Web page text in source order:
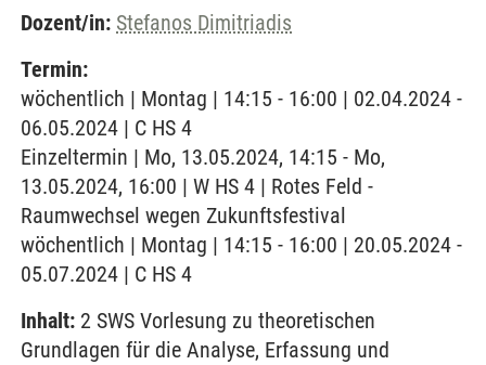
Dozent/in: Stefanos Dimitriadis
Termin:
wöchentlich | Montag | 14:15 - 16:00 | 02.04.2024 -
06.05.2024 | C HS 4
Einzeltermin | Mo, 13.05.2024, 14:15 - Mo,
13.05.2024, 16:00 | W HS 4 | Rotes Feld -
Raumwechsel wegen Zukunftsfestival
wöchentlich | Montag | 14:15 - 16:00 | 20.05.2024 -
05.07.2024 | C HS 4
Inhalt: 2 SWS Vorlesung zu theoretischen
Grundlagen für die Analyse, Erfassung und